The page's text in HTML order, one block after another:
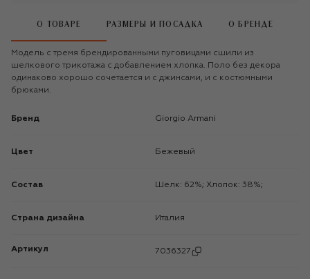
О ТОВАРЕ РАЗМЕРЫ И ПОСАДКА О БРЕНДЕ
Модель с тремя брендированными пуговицами сшили из
шелкового трикотажа с добавлением хлопка. Поло без декора
одинаково хорошо сочетается и с джинсами, и с костюмными
брюками.
Бренд Giorgio Armani
Цвет Бежевый
Состав Шелк: 62%; Хлопок: 38%;
Страна дизайна Италия
Артикул 7036327